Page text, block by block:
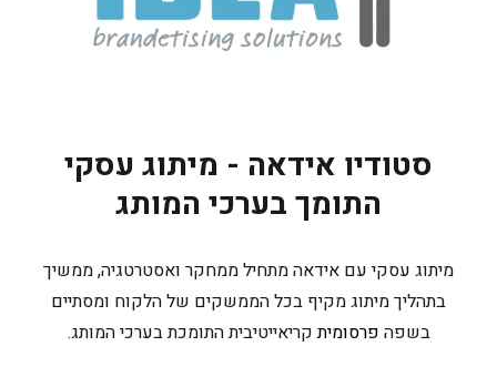
סטודיו אידאה - מיתוג עסקי
התומך בערכי המותג
מיתוג עסקי עם אידאה מתחיל ממחקר ואסטרטגיה, ממשיך
בתהליך מיתוג מקיף בכל הממשקים של הלקוח ומסתיים
בשפה פרסומיתקריאייטיבית התומכת בערכי המותג.